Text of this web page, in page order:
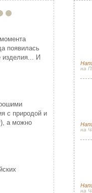
ВЫШИВКИ ЛЕНТАМ…
лента придает хорошо
подарку изысканность,
...
стала причастной к
небольшому событию (а так
появилась
изделия... И
с природой и
а можно
Прячем секрет
Новогодняя
Весенний
на
на
на